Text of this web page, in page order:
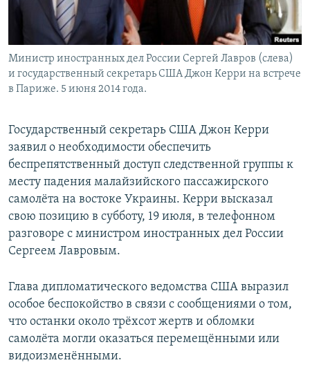
Министр иностранных дел России Сергей Лавров (слева)
и государственный секретарь США Джон Керри на встрече
в Париже. 5 июня 2014 года.
Государственный секретарь США Джон Керри
заявил о необходимости обеспечить
беспрепятственный доступ следственной группы к
месту падения малайзийского пассажирского
самолёта на востоке Украины. Керри высказал
свою позицию в субботу, 19 июля, в телефонном
разговоре с министром иностранных дел России
Сергеем Лавровым.
Глава дипломатического ведомства США выразил
особое беспокойство в связи с сообщениями о том,
что останки около трёхсот жертв и обломки
самолёта могли оказаться перемещёнными или
видоизменёнными.